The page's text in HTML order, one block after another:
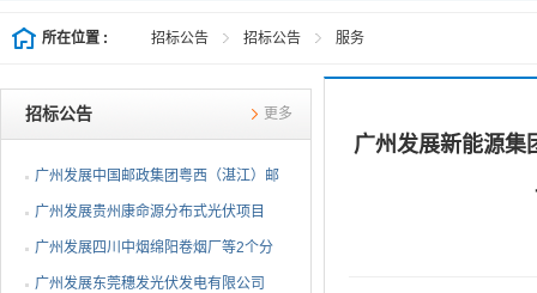
所在位置 : 招标公告 招标公告 服务
广州发展新能源集
招标公告 更多
广州发展中国邮政集团粤西（湛江）邮
件处理中心等3个分布...
广州发展贵州康命源分布式光伏项目
EPC总承包（第二次招标...
广州发展四川中烟绵阳卷烟厂等2个分
布式光伏项目EPC总承包...
广州发展东莞穗发光伏发电有限公司